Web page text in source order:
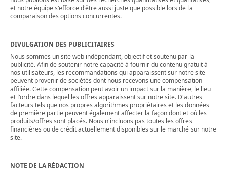
et notre équipe s'efforce d'être aussi juste que possible lors de la
comparaison des options concurrentes.
DIVULGATION DES PUBLICITAIRES
Nous sommes un site web indépendant, objectif et soutenu par la
publicité. Afin de soutenir notre capacité à fournir du contenu gratuit à
nos utilisateurs, les recommandations qui apparaissent sur notre site
peuvent provenir de sociétés dont nous recevons une compensation
affiliée. Cette compensation peut avoir un impact sur la manière, le lieu
et l'ordre dans lequel les offres apparaissent sur notre site. D'autres
facteurs tels que nos propres algorithmes propriétaires et les données
de première partie peuvent également affecter la façon dont et où les
produits/offres sont placés. Nous n'incluons pas toutes les offres
financières ou de crédit actuellement disponibles sur le marché sur notre
site.
NOTE DE LA RÉDACTION